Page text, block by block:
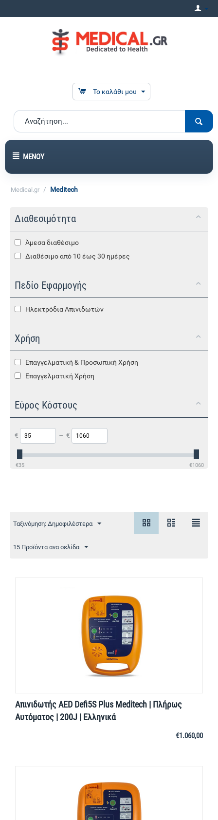
Το καλάθι μου
ΜΕΝΟΎ
Medical.gr / Meditech
Διαθεσιμότητα
Άμεσα διαθέσιμο
Διαθέσιμο από 10 έως 30 ημέρες
Πεδίο Εφαρμογής
Ηλεκτρόδια Απινιδωτών
Χρήση
Επαγγελματική & Προσωπική Χρήση
Επαγγελματική Χρήση
Εύρος Κόστους
€ – €
€35 €1060
Ταξινόμηση: Δημοφιλέστερα
15 Προϊόντα ανα σελίδα
Απινιδωτής AED Defi5S Plus Meditech | Πλήρως
Αυτόματος | 200J | Ελληνικά
€1.060,00